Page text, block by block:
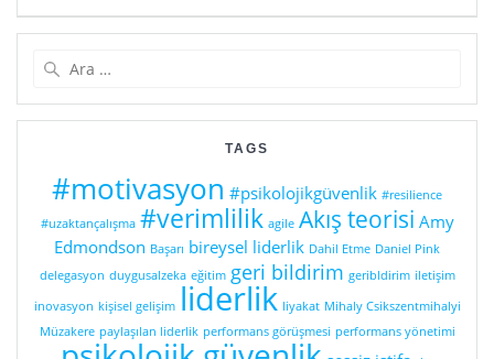
TAGS
#motivasyon #psikolojikgüvenlik #resilience
#uzaktançalışma #verimlilik agile Akış teorisi Amy
Edmondson Başarı bireysel liderlik Dahil Etme Daniel Pink
delegasyon duygusalzeka eğitim geri bildirim geribldirim iletişim
inovasyon kişisel gelişim liderlik liyakat Mihaly Csikszentmihalyi
Müzakere paylaşılan liderlik performans görüşmesi performans yönetimi